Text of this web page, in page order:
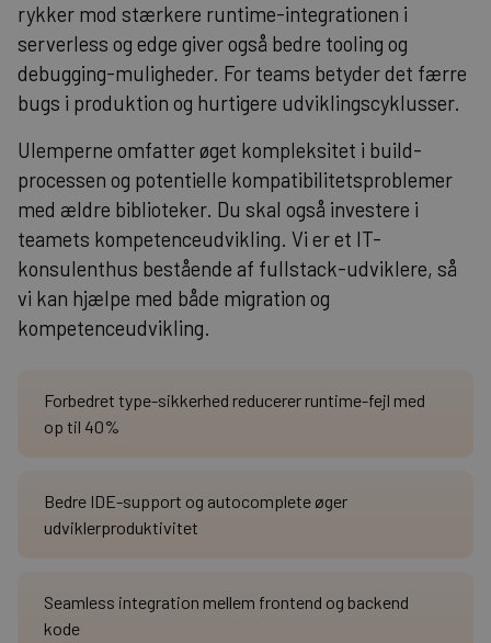
rykker mod stærkere runtime-integrationen i
serverless og edge giver også bedre tooling og
debugging-muligheder. For teams betyder det færre
bugs i produktion og hurtigere udviklingscyklusser.
Ulemperne omfatter øget kompleksitet i build-
processen og potentielle kompatibilitetsproblemer
med ældre biblioteker. Du skal også investere i
teamets kompetenceudvikling. Vi er et IT-
konsulenthus bestående af fullstack-udviklere, så
vi kan hjælpe med både migration og
kompetenceudvikling.
Forbedret type-sikkerhed reducerer runtime-fejl med
op til 40%
Bedre IDE-support og autocomplete øger
udviklerproduktivitet
Seamless integration mellem frontend og backend
kode